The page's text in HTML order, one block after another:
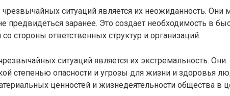
ситуаций является их неожиданность. Они
предвидеться заранее. Это создает необходимость в
стороны ответственных структур и организаций.
ситуаций является их экстремальность. Они
степенью опасности и угрозы для жизни и здоровья
ценностей и жизнедеятельности общества в